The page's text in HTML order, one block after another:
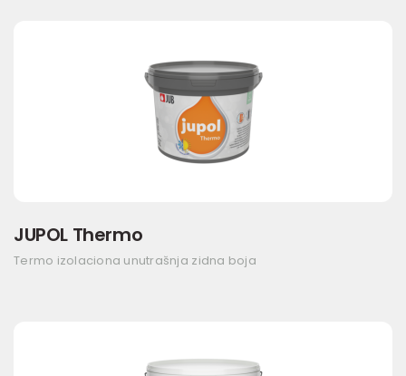
JUPOL Thermo
Termo izolaciona unutrašnja zidna boja